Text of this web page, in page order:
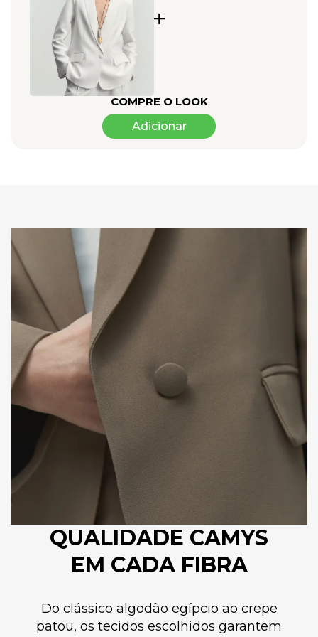
uma lapela clássica e fechamento por um botão.
Bolso Interno e Funcional:
O design inteligente desta peça
inclui um bolso interno perfeitamente posicionado, ideal para
guardar o celular. Um detalhe de funcionalidade que mantém o
look impecável e suas mãos livres.
Styling e Versatilidade:
A peça-chave para um look de poder
contemporâneo. Sua silhueta oversized e alongada cria uma
declaração de estilo, seja combinada com a precisão da
alfaiataria ou usada para dar estrutura a peças mais delicadas.
COMPRE O LOOK
Adicionar
QUALIDADE CAMYS
EM CADA FIBRA
Do clássico algodão egípcio ao crepe
patou, os tecidos escolhidos garantem